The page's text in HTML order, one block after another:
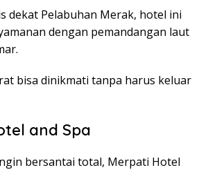
dekat Pelabuhan Merak, hotel ini
dengan pemandangan laut
bisa dinikmati tanpa harus keluar
and Spa
bersantai total, Merpati Hotel